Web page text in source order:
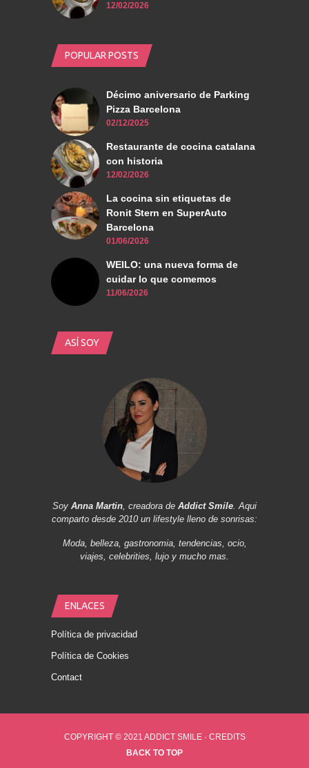
12/02/2026
POPULAR POSTS
Décimo aniversario de Parking
Pizza Barcelona
02/12/2025
Restaurante de cocina catalana
con historia
12/02/2026
La cocina sin etiquetas de
Ronit Stern en SuperAuto
Barcelona
01/06/2026
WEILO: una nueva forma de
cuidar lo que comemos
11/06/2026
ASÍ SOY
Soy Anna Martin, creadora de Addict Smile. Aqui
comparto desde 2010 un lifestyle lleno de sonrisas:
Moda, belleza, gastronomia, tendencias, ocio,
viajes, celebrities, lujo y mucho mas.
ENLACES
Política de privacidad
Política de Cookies
Contact
COPYRIGHT © 2021 ADDICT SMILE · CREDITS
BACK TO TOP